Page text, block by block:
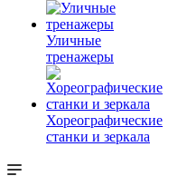
Уличные
тренажеры
Хореографические
станки и зеркала